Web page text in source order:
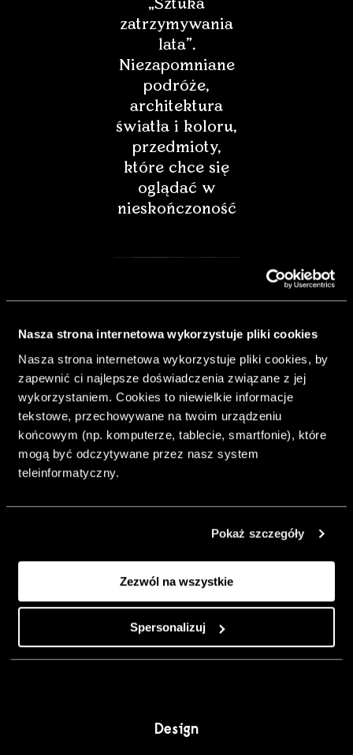
Nasza strona internetowa wykorzystuje pliki cookies
Nasza strona internetowa wykorzystuje pliki cookies, by
zapewnić ci najlepsze doświadczenia związane z jej
wykorzystaniem. Cookies to niewielkie informacje
tekstowe, przechowywane na twoim urządzeniu
końcowym (np. komputerze, tablecie, smartfonie), które
mogą być odczytywane przez nasz system
teleinformatyczny.
Pokaż szczegóły
Zezwól na wszystkie
Spersonalizuj
„Sztuka
zatrzymywania
lata”.
Niezapomniane
podróże,
architektura
światła i koloru,
przedmioty,
które chce się
oglądać w
nieskończoność
& Living 40.
„Dom bardziej
Twój. Odważ się
urządzić go
rzemiosło jako
punkt wyjścia
do wnętrz
pełnych
charakteru”.
Design